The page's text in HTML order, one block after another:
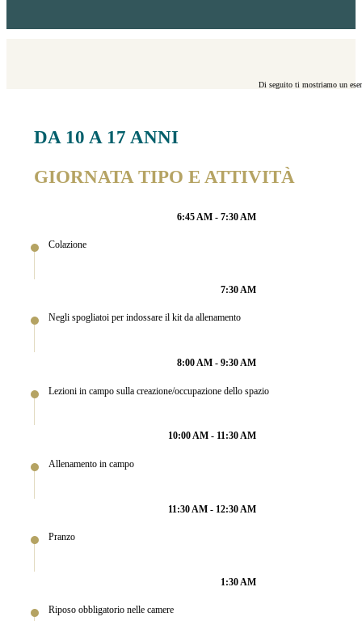
Di seguito ti mostriamo un
DA 10 A 17 ANNI
GIORNATA TIPO E ATTIVITÀ
6:45 AM - 7:30 AM
Colazione
7:30 AM
Negli spogliatoi per indossare il kit da allenamento
8:00 AM - 9:30 AM
Lezioni in campo sulla creazione/occupazione dello spazio
10:00 AM - 11:30 AM
Allenamento in campo
11:30 AM - 12:30 AM
Pranzo
1:30 AM
Riposo obbligatorio nelle camere